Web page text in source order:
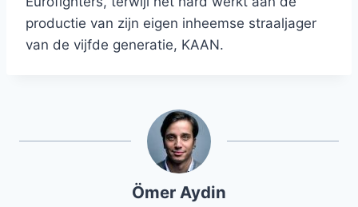
productie van zijn eigen inheemse straaljager
van de vijfde generatie, KAAN.
Ömer Aydin